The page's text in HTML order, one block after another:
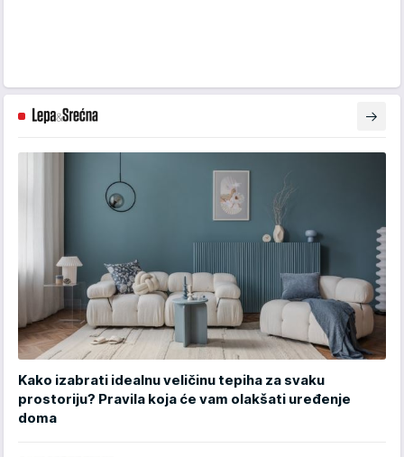
Kako izabrati idealnu veličinu tepiha za svaku
prostoriju? Pravila koja će vam olakšati uređenje
doma